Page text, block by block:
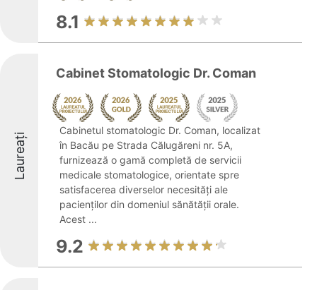
8.1
Laureați
Cabinet Stomatologic Dr. Coman
Cabinetul stomatologic Dr. Coman, localizat
în Bacău pe Strada Călugăreni nr. 5A,
furnizează o gamă completă de servicii
medicale stomatologice, orientate spre
satisfacerea diverselor necesități ale
pacienților din domeniul sănătății orale.
Acest ...
9.2